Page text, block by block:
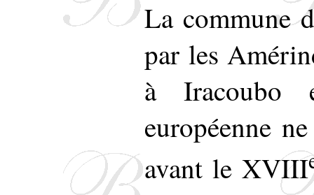
La commune
par les
à Iracoubo
européenne
avant le XVIII